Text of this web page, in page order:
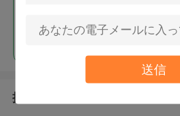
送信
続行
推薦されたプロダクト